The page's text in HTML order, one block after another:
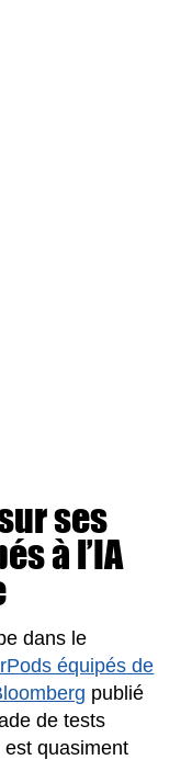
ses
à l’IA
dans le
équipés de
publié
de tests
est quasiment